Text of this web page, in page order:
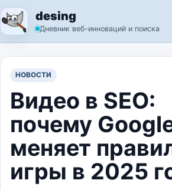
Перейти к содержимому
desing
Дневник веб-инноваций и поиска
НОВОСТИ
Видео в SEO:
почему
меняет
игры в 2025